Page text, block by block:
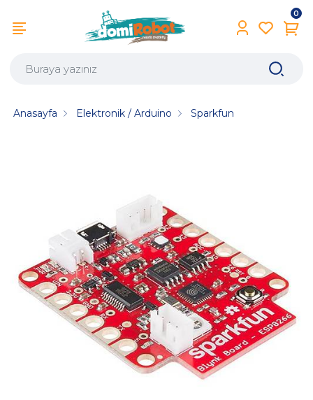
0
Anasayfa Elektronik / Arduino Sparkfun